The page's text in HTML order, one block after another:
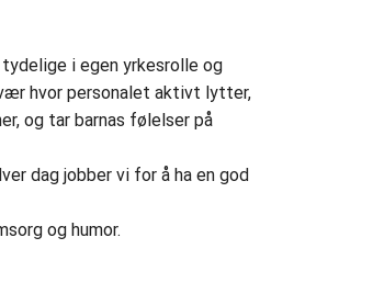
i egen yrkesrolle og
hvor personalet aktivt lytter,
og tar barnas følelser på
dag jobber vi for å ha en god
og humor.